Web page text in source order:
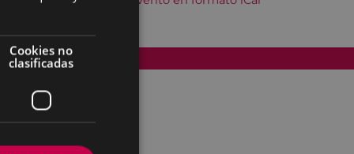
Accesibilidad
Cookies no
clasificadas